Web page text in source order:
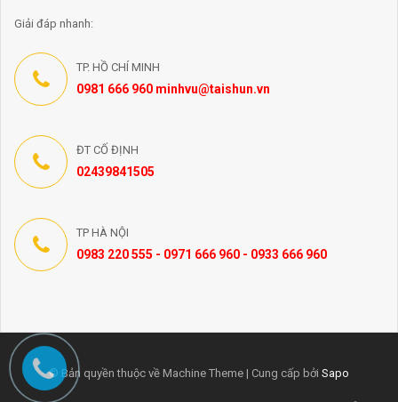
Giải đáp nhanh:
TP. HỒ CHÍ MINH
0981 666 960 minhvu@taishun.vn
ĐT CỐ ĐỊNH
02439841505
TP HÀ NỘI
0983 220 555 - 0971 666 960 - 0933 666 960
© Bản quyền thuộc về Machine Theme | Cung cấp bởi Sapo